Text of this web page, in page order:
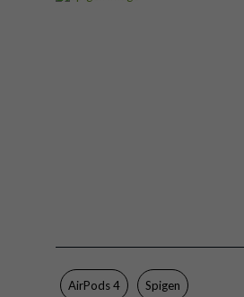
AirPods 4 Spigen